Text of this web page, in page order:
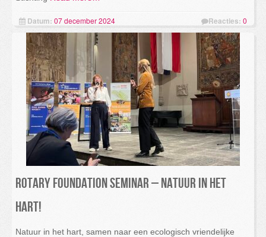
Reacties: 0
Datum: 07 december 2024
Rotary Foundation seminar – Natuur in het
Hart!
Natuur in het hart, samen naar een ecologisch vriendelijke